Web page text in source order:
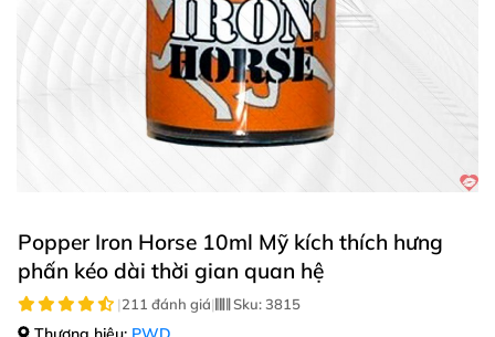
Popper Iron Horse 10ml Mỹ kích thích hưng
phấn kéo dài thời gian quan hệ
|211 đánh giá| Sku:3815